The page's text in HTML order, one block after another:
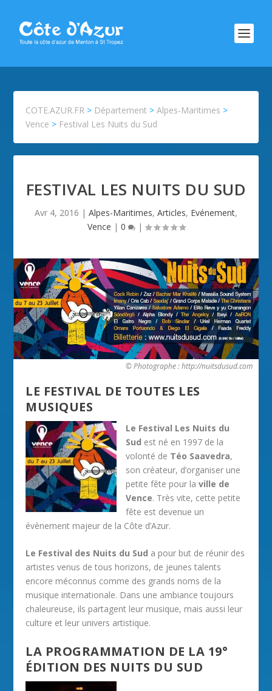
COTE.AZUR.FR > Département >Alpes-Maritimes >
Vence > Festival Les Nuits du Sud
FESTIVAL LES NUITS DU SUD
Avr 4, 2016 | Alpes-Maritimes, Articles, Evénement,
Vence | 0 |
© Photographe : http://nuitsdusud.com
LE FESTIVAL DE TOUTES LES
MUSIQUES
Le Festival Les Nuits du
Sud est né en 1997 de la
volonté de Téo Saavedra,
son créateur, d’organiser une
petite fête pour laville de
Vence. Très vite, cette petite
fête est devenue un
évènement majeur de la Côte d’Azur.
Le Festival des Nuits du Sud a pour but de réunir des
artistes venus de tous horizons, de jeunes talents
encore méconnus comme des grands noms de la
musique internationale. Dans une ambiance toujours
chaleureuse, ils partagent leur musique, mais aussi leur
culture et leur univers artistique.
LA PROGRAMMATION DE LA 19°
ÉDITION DES NUITS DU SUD